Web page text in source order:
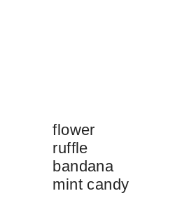
flower
ruffle
bandana
mint candy